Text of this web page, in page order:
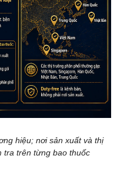
hiệu; nơi sản xuất và thị
tra trên từng bao thuốc